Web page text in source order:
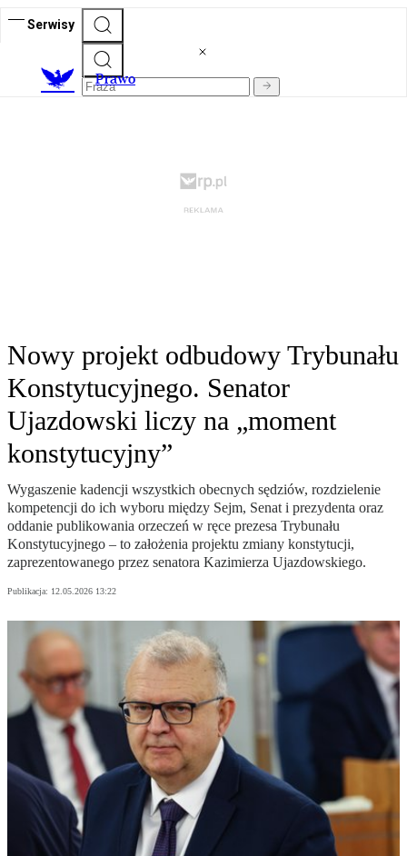
Serwisy
Prawo
Nowy projekt odbudowy Trybunału
Konstytucyjnego. Senator
Ujazdowski liczy na „moment
konstytucyjny”
Wygaszenie kadencji wszystkich obecnych sędziów, rozdzielenie
kompetencji do ich wyboru między Sejm, Senat i prezydenta oraz
oddanie publikowania orzeczeń w ręce prezesa Trybunału
Konstytucyjnego – to założenia projektu zmiany konstytucji,
zaprezentowanego przez senatora Kazimierza Ujazdowskiego.
Publikacja: 12.05.2026 13:22